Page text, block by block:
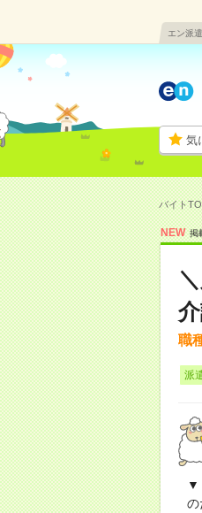
エン派遣
気
バイト
NEW 掲
職
派
▼
の